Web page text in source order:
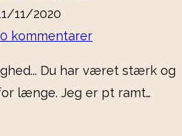
11/2020
0 kommentarer
Du har været stærk og
længe. Jeg er pt ramt…